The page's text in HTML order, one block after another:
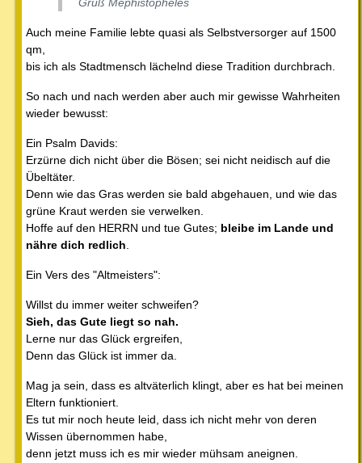
Auch meine Familie lebte quasi als Selbstversorger auf 1500
qm,
bis ich als Stadtmensch lächelnd diese Tradition durchbrach.
So nach und nach werden aber auch mir gewisse Wahrheiten
wieder bewusst:
Ein Psalm Davids:
Erzürne dich nicht über die Bösen; sei nicht neidisch auf die
Übeltäter.
Denn wie das Gras werden sie bald abgehauen, und wie das
grüne Kraut werden sie verwelken.
Hoffe auf den HERRN und tue Gutes; bleibe im Lande und
nähre dich redlich
Ein Vers des "Altmeisters":
Willst du immer weiter schweifen?
Sieh, das Gute liegt so nah.
Lerne nur das Glück ergreifen,
Denn das Glück ist immer da.
Mag ja sein, dass es altväterlich klingt, aber es hat bei meinen
Eltern funktioniert.
Es tut mir noch heute leid, dass ich nicht mehr von deren
Wissen übernommen habe,
denn jetzt muss ich es mir wieder mühsam aneignen.